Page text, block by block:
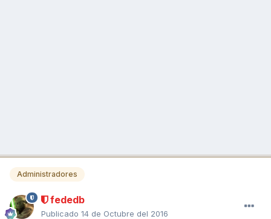
Administradores
fededb
Publicado 14 de Octubre del 2016